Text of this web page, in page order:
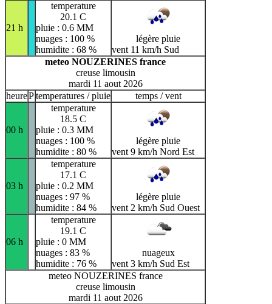
21 h
temperature
20.1 C
pluie : 0.6 MM
nuages : 100 %
humidite : 68 %
légère pluie
vent 11 km/h Sud
meteo NOUZERINES france
creuse limousin
mardi 11 aout 2026
heurePtemperatures / pluie temps / vent
00 h
temperature
18.5 C
pluie : 0.3 MM
nuages : 100 %
humidite : 80 %
légère pluie
vent 9 km/h Nord Est
03 h
temperature
17.1 C
pluie : 0.2 MM
nuages : 97 %
humidite : 84 %
légère pluie
vent 2 km/h Sud Ouest
06 h
temperature
19.1 C
pluie : 0 MM
nuages : 83 %
humidite : 76 %
nuageux
vent 3 km/h Sud Est
meteo NOUZERINES france
creuse limousin
mardi 11 aout 2026